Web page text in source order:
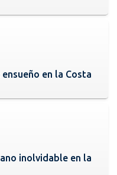
en la Costa
inolvidable en la